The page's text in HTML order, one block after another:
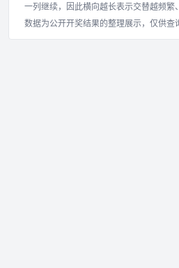
一列继续，因此横向越长表示交替越频
数据为公开开奖结果的整理展示，仅供查